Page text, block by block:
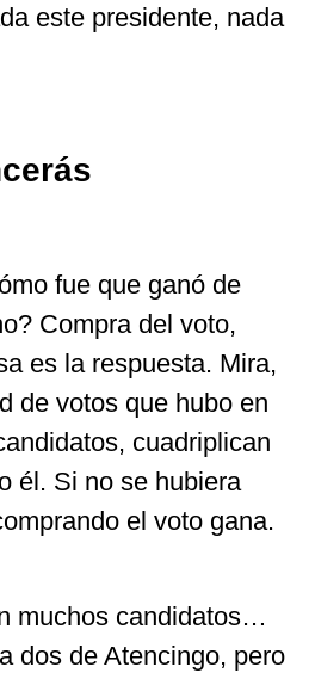
este presidente, nada
fue que ganó de
Compra del voto,
es la respuesta. Mira,
de votos que hubo en
cuadriplican
él. Si no se hubiera
el voto gana.
muchos candidatos…
dos de Atencingo, pero